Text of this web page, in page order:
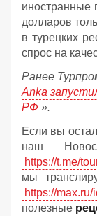
иностранные
долларов
в турецких
спрос на
Ранее
Anka
РФ ».
Если вы
наш
https://t.me/
мы
https://
полезные